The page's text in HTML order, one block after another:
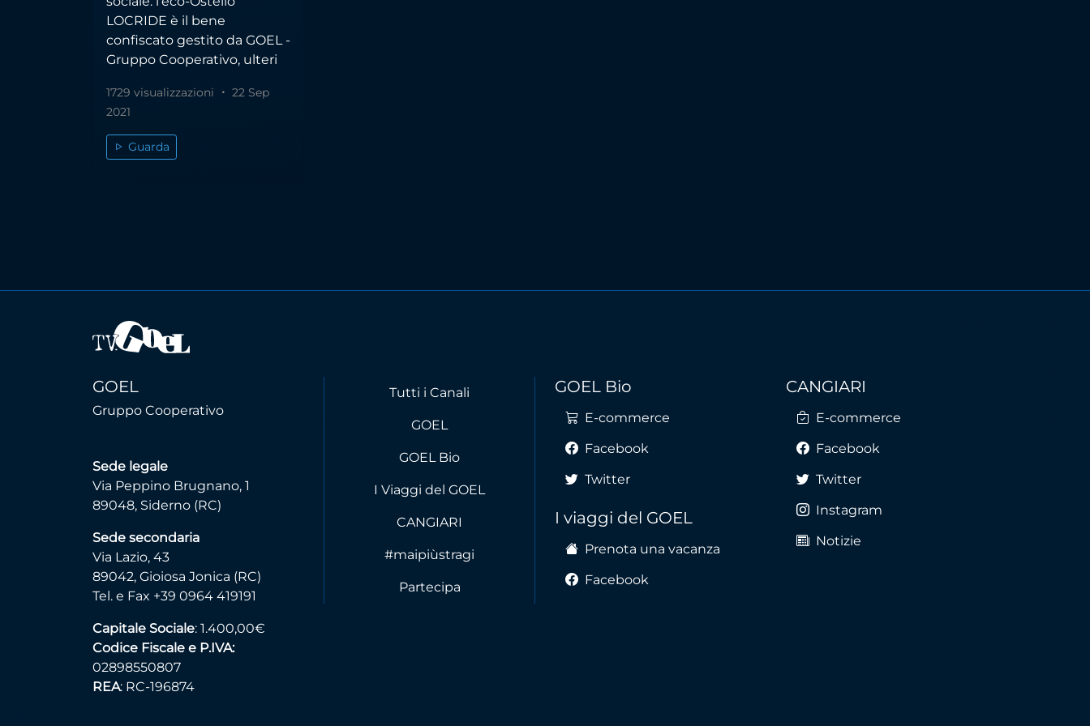
LOCRIDE è il bene
confiscato gestito da GOEL -
Gruppo Cooperativo, ulteri
1729 visualizzazioni
22 Sep
2021
Guarda
GOEL
Gruppo Cooperativo
Sede legale
Via Peppino Brugnano, 1
89048, Siderno (RC)
Sede secondaria
Via Lazio, 43
89042, Gioiosa Jonica (RC)
Tel. e Fax +39 0964 419191
Capitale Sociale: 1.400,00€
Codice Fiscale e P.IVA:
02898550807
REA: RC-196874
Tutti i Canali
GOEL
GOEL Bio
I Viaggi del GOEL
CANGIARI
#maipiùstragi
Partecipa
GOEL Bio
E-commerce
Facebook
Twitter
I viaggi del GOEL
Prenota una vacanza
Facebook
CANGIARI
E-commerce
Facebook
Twitter
Instagram
Notizie